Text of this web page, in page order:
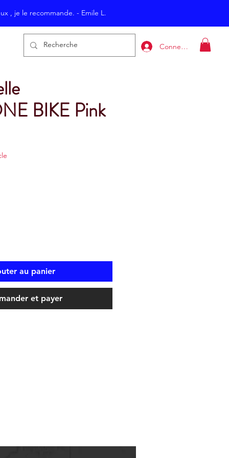
Connexion
, je le recommande. - Emile L.
BIKE Pink
au panier
et payer